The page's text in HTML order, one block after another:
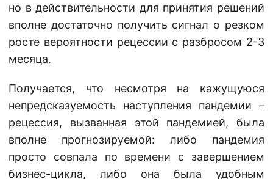
но в действительности для принятия решений
вполне достаточно получить сигнал о резком
росте вероятности рецессии с разбросом 2-3
месяца.
Получается, что несмотря на кажущуюся
непредсказуемость наступления пандемии –
рецессия, вызванная этой пандемией, была
вполне прогнозируемой: либо пандемия
просто совпала по времени с завершением
бизнес-цикла, либо она была удобным